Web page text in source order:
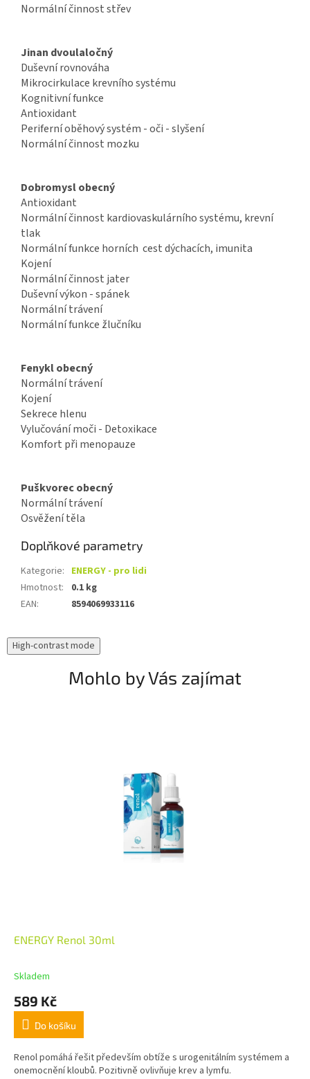
Normální činnost střev
Jinan dvoulaločný
Duševní rovnováha
Mikrocirkulace krevního systému
Kognitivní funkce
Antioxidant
Periferní oběhový systém - oči - slyšení
Normální činnost mozku
Dobromysl obecný
Antioxidant
Normální činnost kardiovaskulárního systému, krevní
tlak
Normální funkce horních cest dýchacích, imunita
Kojení
Normální činnost jater
Duševní výkon - spánek
Normální trávení
Normální funkce žlučníku
Fenykl obecný
Normální trávení
Kojení
Sekrece hlenu
Vylučování moči - Detoxikace
Komfort při menopauze
Puškvorec obecný
Normální trávení
Osvěžení těla
Doplňkové parametry
Kategorie: ENERGY - pro lidi
Hmotnost:
0.1 kg
EAN: 8594069933116
High-contrast mode
Mohlo by Vás zajímat
ENERGY Renol 30ml
Skladem
589 Kč
Do košíku
Renol pomáhá řešit především obtíže s urogenitálním systémem a
onemocnění kloubů. Pozitivně ovlivňuje krev a lymfu.